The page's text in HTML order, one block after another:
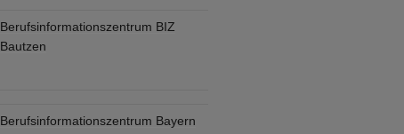
Berufsinformationszentrum BIZ
Bautzen
Berufsinformationszentrum Bayern